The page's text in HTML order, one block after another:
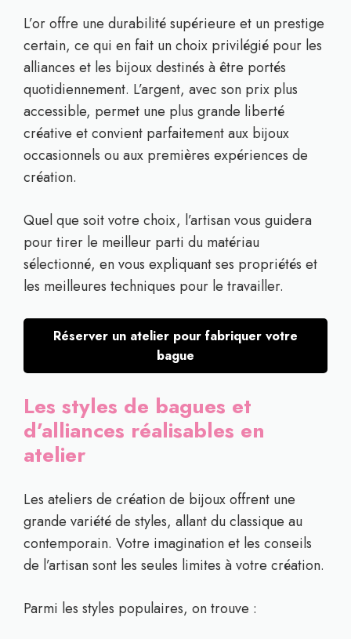
L’or offre une durabilité supérieure et un prestige
certain, ce qui en fait un choix privilégié pour les
alliances et les bijoux destinés à être portés
quotidiennement. L’argent, avec son prix plus
accessible, permet une plus grande liberté
créative et convient parfaitement aux bijoux
occasionnels ou aux premières expériences de
création.
Quel que soit votre choix, l’artisan vous guidera
pour tirer le meilleur parti du matériau
sélectionné, en vous expliquant ses propriétés et
les meilleures techniques pour le travailler.
Réserver un atelier pour fabriquer votre
bague
Les styles de bagues et
d’alliances réalisables en
atelier
Les ateliers de création de bijoux offrent une
grande variété de styles, allant du classique au
contemporain. Votre imagination et les conseils
de l’artisan sont les seules limites à votre création.
Parmi les styles populaires, on trouve :